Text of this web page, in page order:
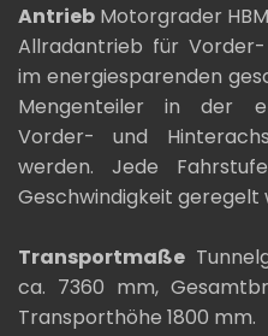
Antrieb Motorgrader
Allradantrieb für
im energiesparenden
Mengenteiler in der
Vorder- und
werden. Jede
Geschwindigkeit geregelt
Transportmaße
ca. 7360 mm,
Transporthöhe 1800 mm.